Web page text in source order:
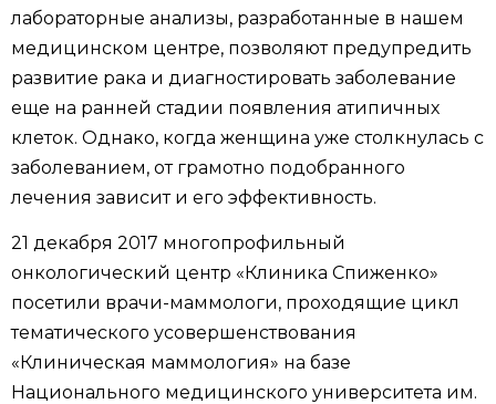
лабораторные анализы, разработанные в нашем
медицинском центре, позволяют предупредить
развитие рака и диагностировать заболевание
еще на ранней стадии появления атипичных
клеток. Однако, когда женщина уже столкнулась с
заболеванием, от грамотно подобранного
лечения зависит и его эффективность.
21 декабря 2017 многопрофильный
онкологический центр «Клиника Спиженко»
посетили врачи-маммологи, проходящие цикл
тематического усовершенствования
«Клиническая маммология» на базе
Национального медицинского университета им.